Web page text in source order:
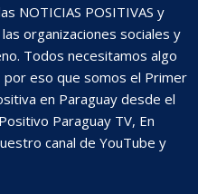
NOTICIAS POSITIVAS y
las organizaciones sociales y
Todos necesitamos algo
eso que somos el Primer
en Paraguay desde el
Paraguay TV, En
canal de YouTube y